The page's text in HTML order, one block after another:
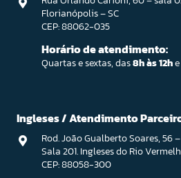
Florianópolis – SC
CEP: 88062-035
Horário de atendimento:
Quartas e sextas, das8h às 12he
Ingleses / Atendimento Parceiro
Rod. João Gualberto Soares, 56
Sala 201. Ingleses do Rio
CEP: 88058-300